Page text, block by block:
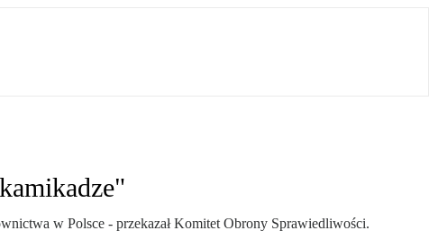
w Polsce - przekazał Komitet Obrony Sprawiedliwości.